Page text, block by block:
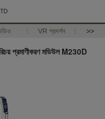
VR প্রদর্শন >>
প্রমাণীকরণ মডিউল M230D